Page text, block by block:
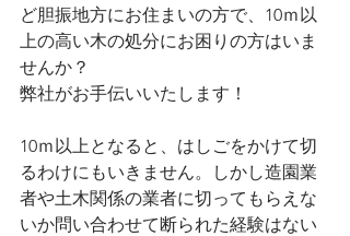
ど胆振地方にお住まいの方で、10ｍ以
上の高い木の処分にお困りの方はいま
せんか？
弊社がお手伝いいたします！
10ｍ以上となると、はしごをかけて切
るわけにもいきません。しかし造園業
者や土木関係の業者に切ってもらえな
いか問い合わせて断られた経験はない